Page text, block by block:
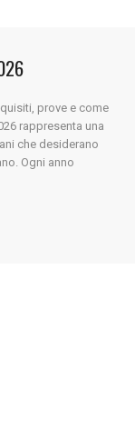
prove e come
rappresenta una
che desiderano
Ogni anno
passo